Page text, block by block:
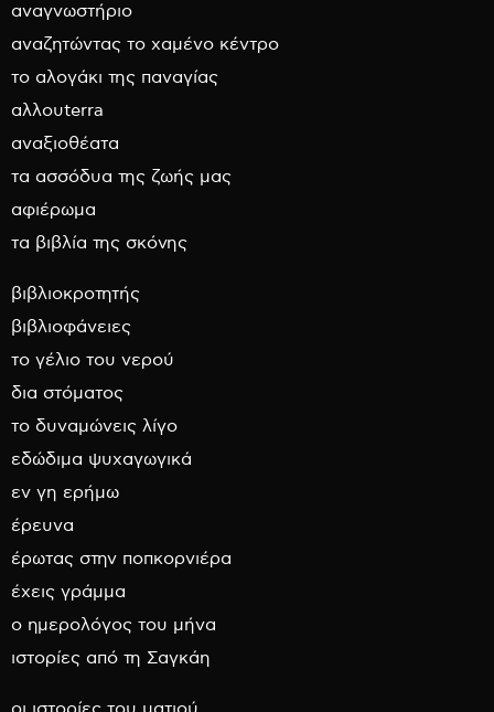
αναγνωστήριο
αναζητώντας το χαμένο κέντρο
το αλογάκι της παναγίας
αλλουterra
αναξιοθέατα
τα ασσόδυα της ζωής μας
αφιέρωμα
τα βιβλία της σκόνης
βιβλιοκροτητής
βιβλιοφάνειες
το γέλιο του νερού
δια στόματος
το δυναμώνεις λίγο
εδώδιμα ψυχαγωγικά
εν γη ερήμω
έρευνα
έρωτας στην ποπκορνιέρα
έχεις γράμμα
ο ημερολόγος του μήνα
ιστορίες από τη Σαγκάη